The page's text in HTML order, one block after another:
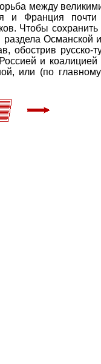
между
и Франция
Чтобы сохранить
обострив русско-
и
или (по